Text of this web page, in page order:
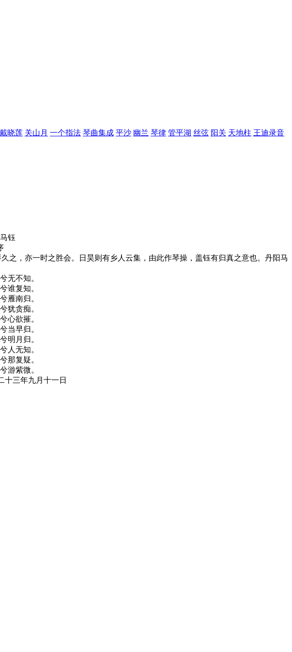
戴晓莲 关山月 一个指法 琴曲集成 平沙 幽兰 琴律 管平湖 丝弦 阳关 天地柱 王迪录音
钰
，亦一时之胜会。日昊则有乡人云集，由此作琴操，盖钰有归真之意也。丹阳马
无不知。
谁复知。
雁南归。
犹贪痴。
心欲摧。
当早归。
明月归。
人无知。
那复疑。
游紫微。
月十一日